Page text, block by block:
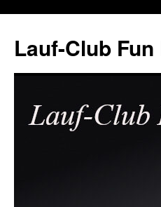
springen
Lauf-Club